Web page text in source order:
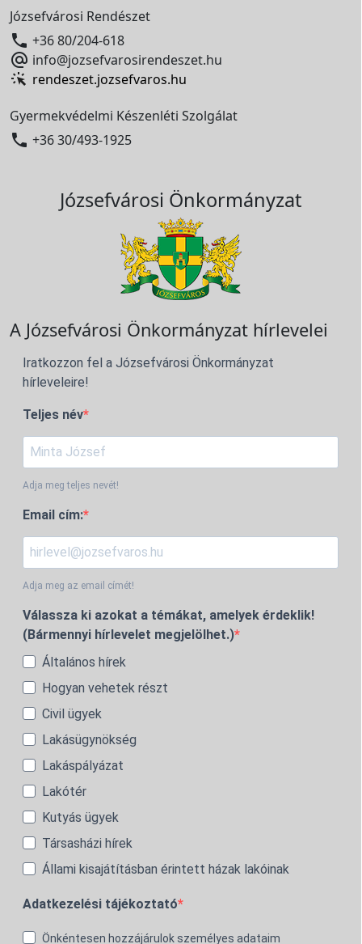
Józsefvárosi Rendészet
 +36 80/204-618
 info@jozsefvarosirendeszet.hu
rendeszet.jozsefvaros.hu
Gyermekvédelmi Készenléti Szolgálat
 +36 30/493-1925
Józsefvárosi Önkormányzat
A Józsefvárosi Önkormányzat hírlevelei
Iratkozzon fel a Józsefvárosi Önkormányzat
hírleveleire!
Teljes név
Adja meg teljes nevét!
Email cím:
Adja meg az email címét!
Válassza ki azokat a témákat, amelyek érdeklik!
(Bármennyi hírlevelet megjelölhet.)
Általános hírek
Hogyan vehetek részt
Civil ügyek
Lakásügynökség
Lakáspályázat
Lakótér
Kutyás ügyek
Társasházi hírek
Állami kisajátításban érintett házak lakóinak
Adatkezelési tájékoztató
Önkéntesen hozzájárulok személyes adataim